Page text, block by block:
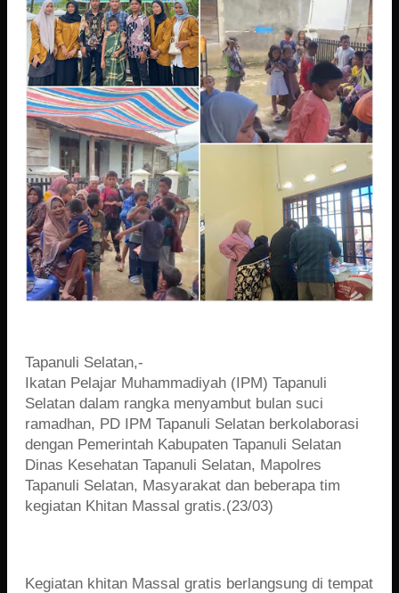
Tapanuli Selatan,-
Ikatan Pelajar Muhammadiyah (IPM) Tapanuli
Selatan dalam rangka menyambut bulan suci
ramadhan, PD IPM Tapanuli Selatan berkolaborasi
dengan Pemerintah Kabupaten Tapanuli Selatan
Dinas Kesehatan Tapanuli Selatan, Mapolres
Tapanuli Selatan, Masyarakat dan beberapa tim
kegiatan Khitan Massal gratis.(23/03)
Kegiatan khitan Massal gratis berlangsung di tempat